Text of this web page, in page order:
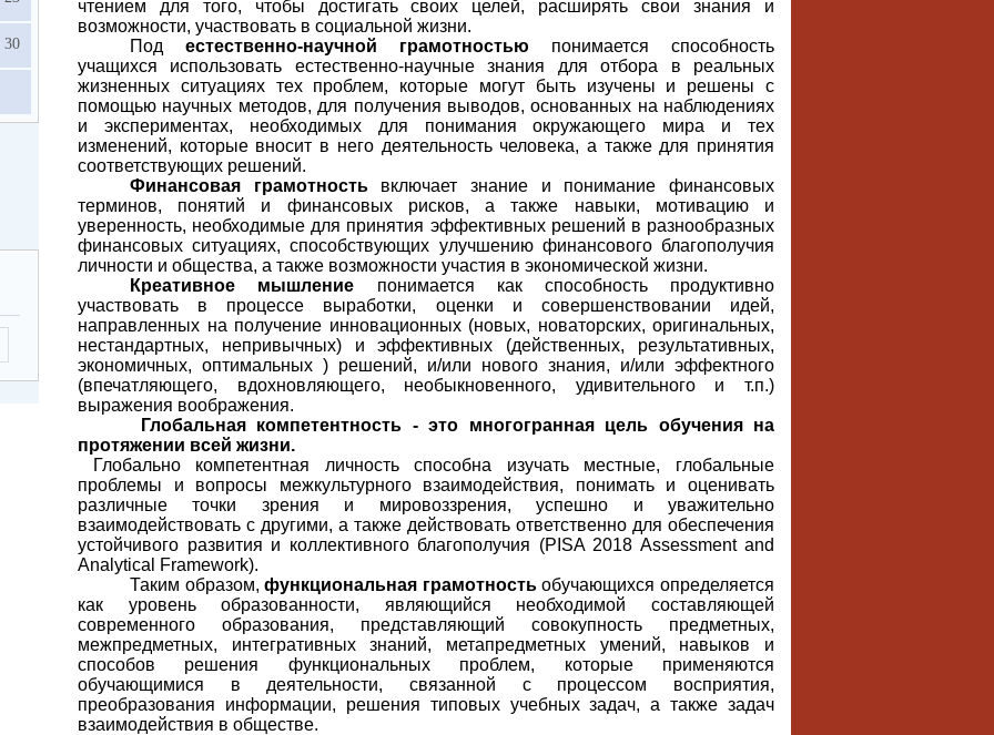
чтением для того, чтобы достигать своих целей, расширять свои знания и
возможности, участвовать в социальной жизни.
Подестественно-научной грамотностью понимается способность
учащихся использовать естественно-научные знания для отбора в реальных
жизненных ситуациях тех проблем, которые могут быть изучены и решены с
помощью научных методов, для получения выводов, основанных на наблюдениях
и экспериментах, необходимых для понимания окружающего мира и тех
изменений, которые вносит в него деятельность человека, а также для принятия
соответствующих решений.
Финансовая грамотностьвключает знание и понимание финансовых
терминов, понятий и финансовых рисков, а также навыки, мотивацию и
уверенность, необходимые для принятия эффективных решений в разнообразных
финансовых ситуациях, способствующих улучшению финансового благополучия
личности и общества, а также возможности участия в экономической жизни.
Креативное мышление понимается как способность продуктивно
участвовать в процессе выработки, оценки и совершенствовании идей,
направленных на получение инновационных (новых, новаторских, оригинальных,
нестандартных, непривычных) и эффективных (действенных, результативных,
экономичных, оптимальных ) решений, и/или нового знания, и/или эффектного
(впечатляющего, вдохновляющего, необыкновенного, удивительного и т.п.)
выражения воображения.
Глобальная компетентность - это многогранная цель обучения на
протяжении всей жизни.
Глобально компетентная личность способна изучать местные, глобальные
проблемы и вопросы межкультурного взаимодействия, понимать и оценивать
различные точки зрения и мировоззрения, успешно и уважительно
взаимодействовать с другими, а также действовать ответственно для обеспечения
устойчивого развития и коллективного благополучия (PISA 2018 Assessment and
Analytical Framework).
Таким образом,функциональная грамотностьобучающихся определяется
как уровень образованности, являющийся необходимой составляющей
современного образования, представляющий совокупность предметных,
межпредметных, интегративных знаний, метапредметных умений, навыков и
способов решения функциональных проблем, которые применяются
обучающимися в деятельности, связанной с процессом восприятия,
преобразования информации, решения типовых учебных задач, а также задач
взаимодействия в обществе.
30